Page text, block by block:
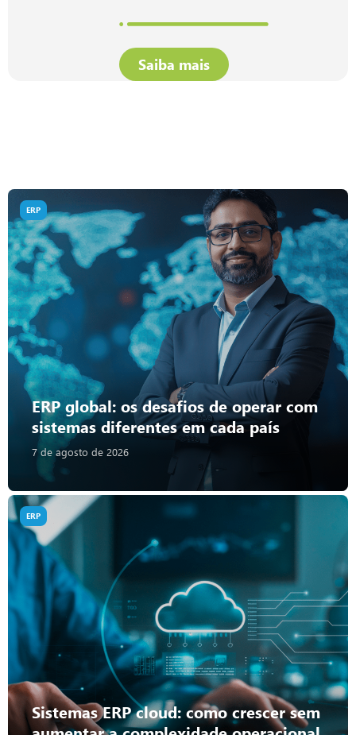
Saiba mais
ERP global: os desafios de operar com
sistemas diferentes em cada país
7 de agosto de 2026
ERP
Sistemas ERP cloud: como crescer sem
ERP